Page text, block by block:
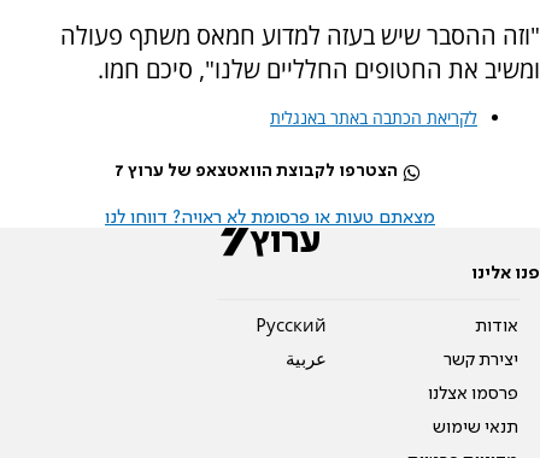
"וזה ההסבר שיש בעזה למדוע חמאס משתף פעולה
ומשיב את החטופים החלליים שלנו", סיכם חמו.
לקריאת הכתבה באתר באנגלית
הצטרפו לקבוצת הוואטצאפ של ערוץ 7
מצאתם טעות או פרסומת לא ראויה? דווחו לנו
פנו אלינו
אודות
יצירת קשר
פרסמו אצלנו
תנאי שימוש
Pусский
عربية